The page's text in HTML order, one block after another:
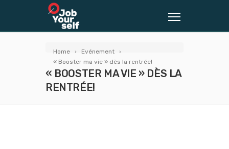
Home
Evénement
« Booster ma vie » dès la rentrée!
« BOOSTER MA VIE » DÈS LA
RENTRÉE!